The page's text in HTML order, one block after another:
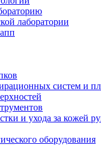
лаборатории
систем и
и ухода за кожей
оборудования